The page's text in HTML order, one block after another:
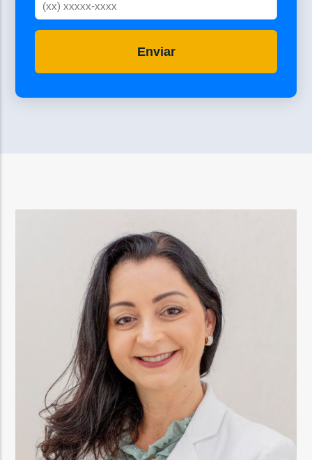
Enviar